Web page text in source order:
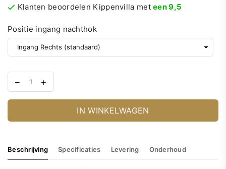
Klanten beoordelen Kippenvilla meteen 9,5
Positie ingang nachthok
IN WINKELWAGEN
Beschrijving Specificaties Levering Onderhoud